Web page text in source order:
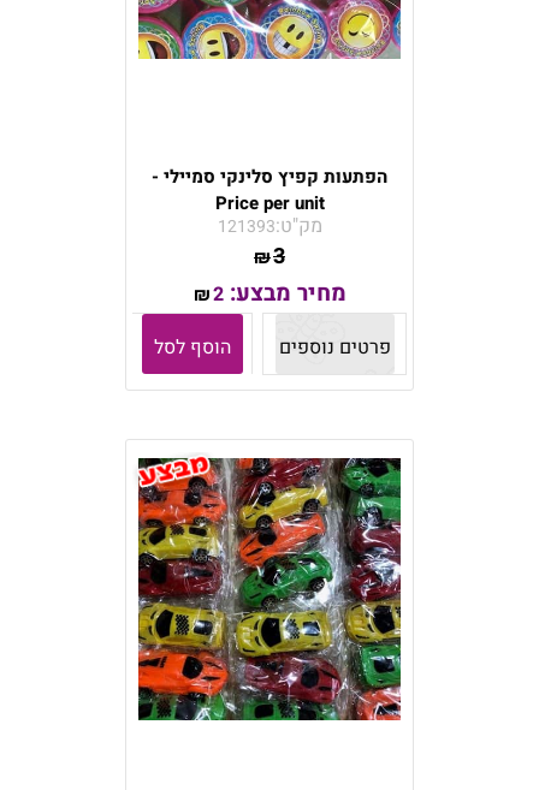
הפתעות קפיץ סלינקי סמיילי -
Price per unit
מק"ט:121393
₪3
מחיר מבצע: ₪2
פרטים נוספים
הוסף לסל